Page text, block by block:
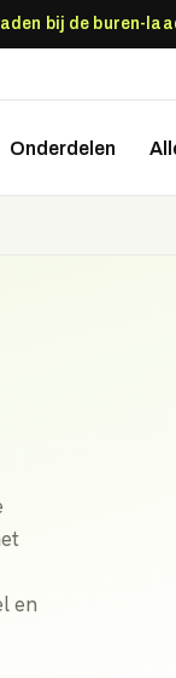
bij de buren-
Onderdelen
en